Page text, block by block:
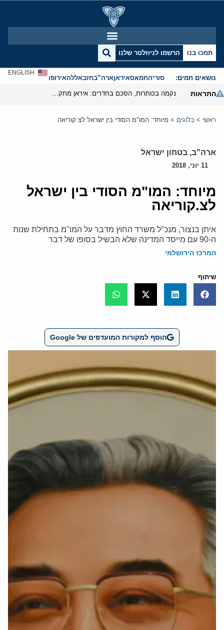
תמכו בנו הרשמו לניוזלטר שלנו
נושאים חמים: סוריהחמאסאיראןארה”בחזבאללהאירופהאנטישמיות
ENGLISH
התראות
ראשי > בלוגים > מיוחד: המו"מ הסודי בין ישראל לצ.קוריאה
ארה"ב, בטחון ישראל
11 יוני, 2018
מיוחד: המו"מ הסודי בין ישראל
לצ.קוריאה
איתן בנצור, מנכ"ל משרד החוץ מדבר על המו"מ בתחילת שנות
ה-90 עם מייסד המדינה שלא הבשיל בסופו של דבר
המרכז הירושלמי
שיתוף
הוסף למקורות המועדפים של Google